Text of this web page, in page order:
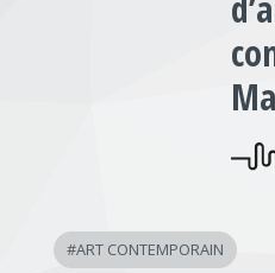
#ART CONTEMPORAIN